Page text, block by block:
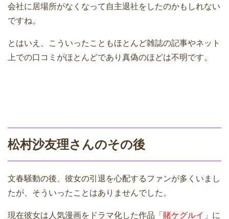
会社に居場所がなくなって自主退社をしたのかもしれない
ですね。
とはいえ、こういったこともほとんど雑誌の記事やネット
上での口コミがほとんどであり真偽のほどは不明です。
松村沙友理さんのその後
文春騒動の後、彼女の引退を心配するファンが多くいまし
たが、そういったことはありませんでした。
現在彼女は人気漫画をドラマ化した作品「 賭ケグルイ 」に